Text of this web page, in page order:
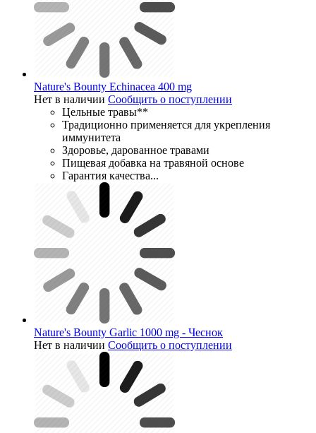
Nature's Bounty Echinacea 400 mg
Нет в наличии Сообщить о поступлении
Цельные травы**
Традиционно применяется для укрепления
иммунитета
Здоровье, дарованное травами
Пищевая добавка на травяной основе
Гарантия качества...
Nature's Bounty Garlic 1000 mg - Чеснок
Нет в наличии Сообщить о поступлении